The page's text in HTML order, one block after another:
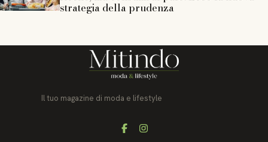
strategia della prudenza
Il tuo magazine di moda e lifestyle
FacebookInstagram